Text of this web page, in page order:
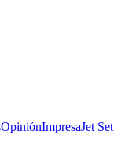
OpiniónImpresaJet Set